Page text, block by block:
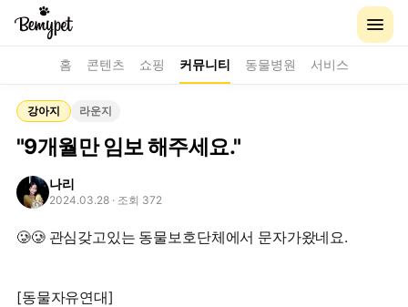
홈 콘텐츠 쇼핑 커뮤니티 동물병원 서비스
강아지 라운지
"9개월만 임보 해주세요."
나리
2024.03.28 · 조회 372
🥲🥲 관심갖고있는 동물보호단체에서 문자가왔네요.
[동물자유연대]